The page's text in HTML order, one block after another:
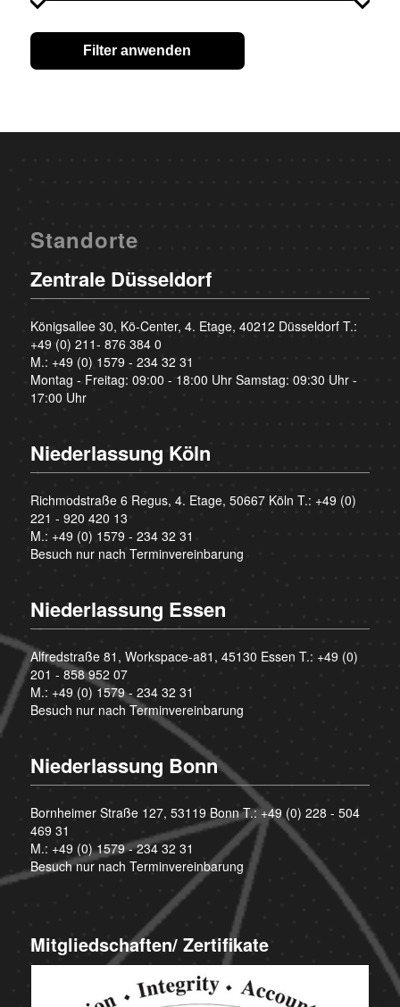
Filter anwenden
Standorte
Zentrale Düsseldorf
Königsallee 30, Kö-Center, 4. Etage, 40212 Düsseldorf T.:
+49 (0) 211- 876 384 0
M.: +49 (0) 1579 - 234 32 31
Montag - Freitag: 09:00 - 18:00 Uhr Samstag: 09:30 Uhr -
17:00 Uhr
Niederlassung Köln
Richmodstraße 6 Regus, 4. Etage, 50667 Köln T.: +49 (0)
221 - 920 420 13
M.: +49 (0) 1579 - 234 32 31
Besuch nur nach Terminvereinbarung
Niederlassung Essen
Alfredstraße 81, Workspace-a81, 45130 Essen T.: +49 (0)
201 - 858 952 07
M.: +49 (0) 1579 - 234 32 31
Besuch nur nach Terminvereinbarung
Niederlassung Bonn
Bornheimer Straße 127, 53119 Bonn T.:+49 (0) 228 - 504
469 31
M.: +49 (0) 1579 - 234 32 31
Besuch nur nach Terminvereinbarung
Mitgliedschaften/ Zertifikate